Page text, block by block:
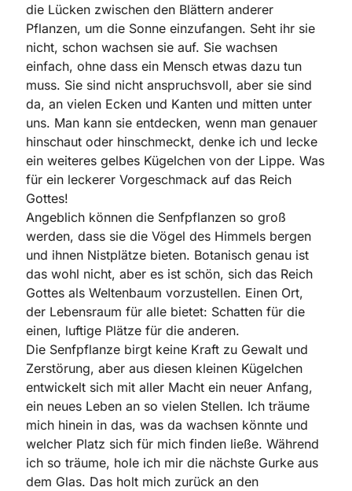
die Lücken zwischen den Blättern anderer
Pflanzen, um die Sonne einzufangen. Seht ihr sie
nicht, schon wachsen sie auf. Sie wachsen
einfach, ohne dass ein Mensch etwas dazu tun
muss. Sie sind nicht anspruchsvoll, aber sie sind
da, an vielen Ecken und Kanten und mitten unter
uns. Man kann sie entdecken, wenn man genauer
hinschaut oder hinschmeckt, denke ich und Iecke
ein weiteres gelbes Kügelchen von der Lippe. Was
für ein leckerer Vorgeschmack auf das Reich
Gottes!
Angeblich können die Senfpflanzen so groß
werden, dass sie die Vögel des Himmels bergen
und ihnen Nistplätze bieten. Botanisch genau ist
das wohl nicht, aber es ist schön, sich das Reich
Gottes als Weltenbaum vorzustellen. Einen Ort,
der Lebensraum für alle bietet: Schatten für die
einen, luftige Plätze für die anderen.
Die Senfpflanze birgt keine Kraft zu Gewalt und
Zerstörung, aber aus diesen kleinen Kügelchen
entwickelt sich mit aller Macht ein neuer Anfang,
ein neues Leben an so vielen Stellen. Ich träume
mich hinein in das, was da wachsen könnte und
welcher Platz sich für mich finden ließe. Während
ich so träume, hole ich mir die nächste Gurke aus
dem Glas. Das holt mich zurück an den